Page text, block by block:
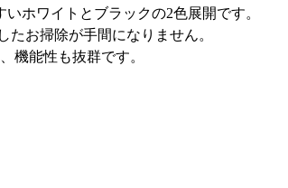
ホワイトとブラックの2色展開です。
お掃除が手間になりません。
機能性も抜群です。